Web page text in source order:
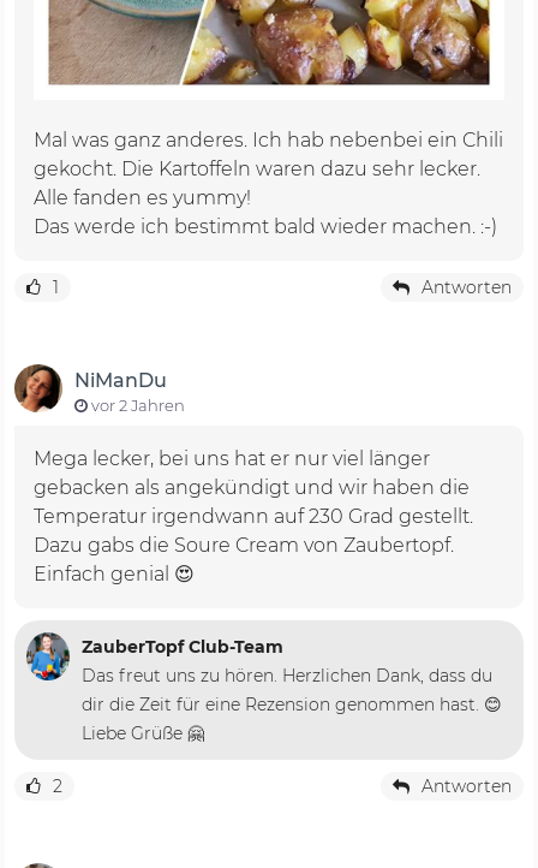
Mal was ganz anderes. Ich hab nebenbei ein Chili
gekocht. Die Kartoffeln waren dazu sehr lecker.
Alle fanden es yummy!
Das werde ich bestimmt bald wieder machen. :-)
1 Antworten
NiManDu
vor 2 Jahren
Mega lecker, bei uns hat er nur viel länger
gebacken als angekündigt und wir haben die
Temperatur irgendwann auf 230 Grad gestellt.
Dazu gabs die Soure Cream von Zaubertopf.
Einfach genial 😍
ZauberTopf Club-Team
Das freut uns zu hören. Herzlichen Dank, dass du
dir die Zeit für eine Rezension genommen hast. 😊
Liebe Grüße 🤗
2 Antworten